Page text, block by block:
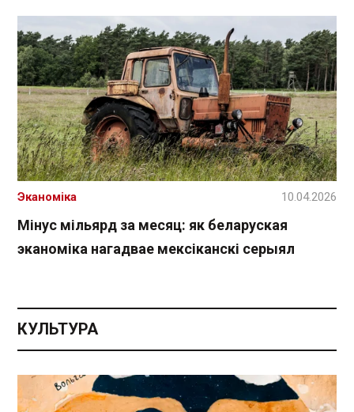
Мінус мільярд за месяц: як беларуская
эканоміка нагадвае мексіканскі серыял
Эканоміка 10.04.2026
КУЛЬТУРА